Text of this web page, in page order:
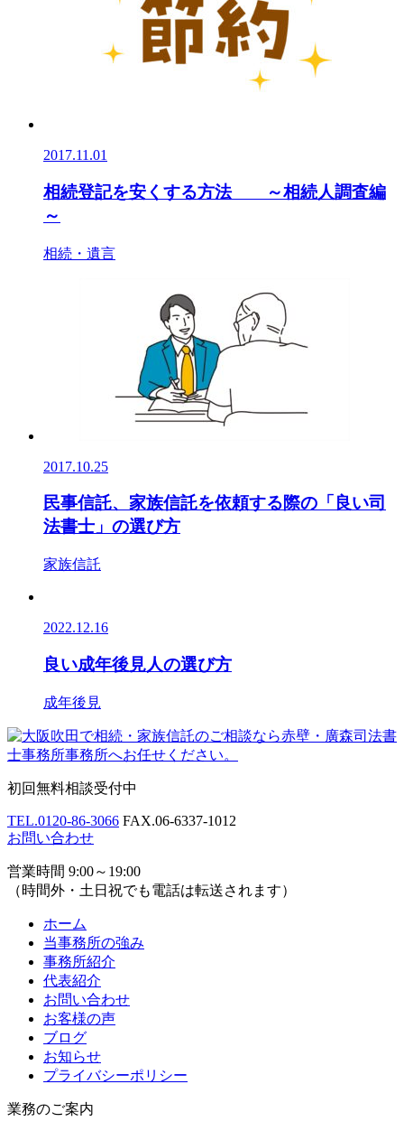
2017.11.01
相続登記を安くする方法 ～相続人調査編
～
相続・遺言
2017.10.25
民事信託、家族信託を依頼する際の「良い司
法書士」の選び方
家族信託
2022.12.16
良い成年後見人の選び方
成年後見
初回無料相談受付中
TEL.0120-86-3066 FAX.06-6337-1012
お問い合わせ
営業時間 9:00～19:00
（時間外・土日祝でも電話は転送されます）
ホーム
当事務所の強み
事務所紹介
代表紹介
お問い合わせ
お客様の声
ブログ
お知らせ
プライバシーポリシー
業務のご案内